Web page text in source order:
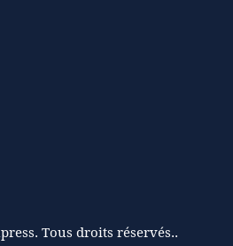
Tous droits réservés..